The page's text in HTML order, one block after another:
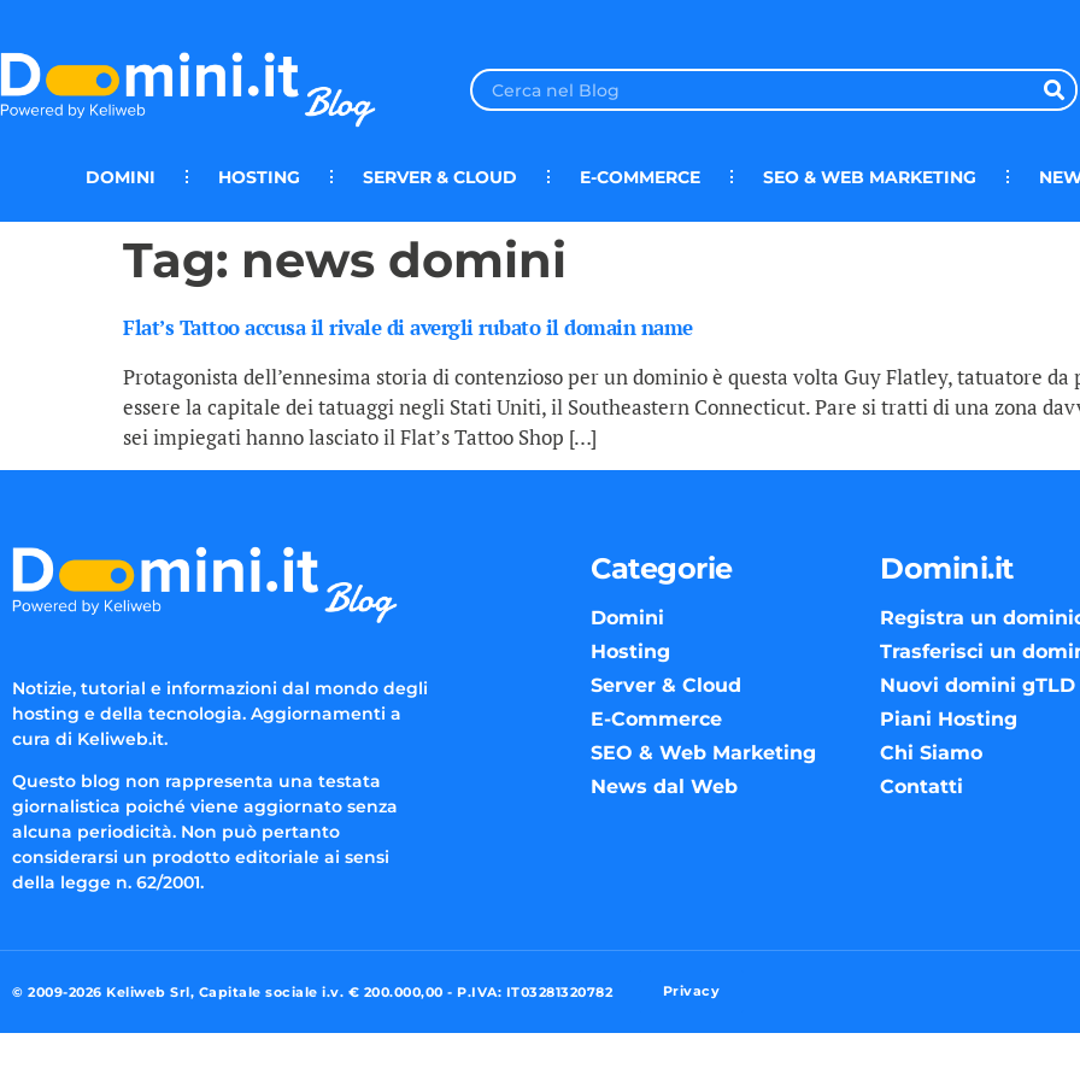
DOMINI HOSTING SERVER & CLOUD E-COMMERCE SEO & WEB MARKETING
Tag: news domini
Flat’s Tattoo accusa il rivale di avergli rubato il domain name
Protagonista dell’ennesima storia di contenzioso per un dominio è questa volta Guy Flatley, tatuatore
essere la capitale dei tatuaggi negli Stati Uniti, il Southeastern Connecticut. Pare si tratti di una zona
sei impiegati hanno lasciato il Flat’s Tattoo Shop […]
Notizie, tutorial e informazioni dal mondo degli
hosting e della tecnologia. Aggiornamenti a
cura di Keliweb.it.
Questo blog non rappresenta una testata
giornalistica poiché viene aggiornato senza
alcuna periodicità. Non può pertanto
considerarsi un prodotto editoriale ai sensi
della legge n. 62/2001.
Categorie
Domini
Hosting
Server & Cloud
E-Commerce
SEO & Web Marketing
News dal Web
Domini.it
Registra un
Trasferisci un
Nuovi domini gTLD
Piani Hosting
Chi Siamo
Contatti
© 2009-2026 Keliweb Srl, Capitale sociale i.v. € 200.000,00 - P.IVA: IT03281320782 Privacy